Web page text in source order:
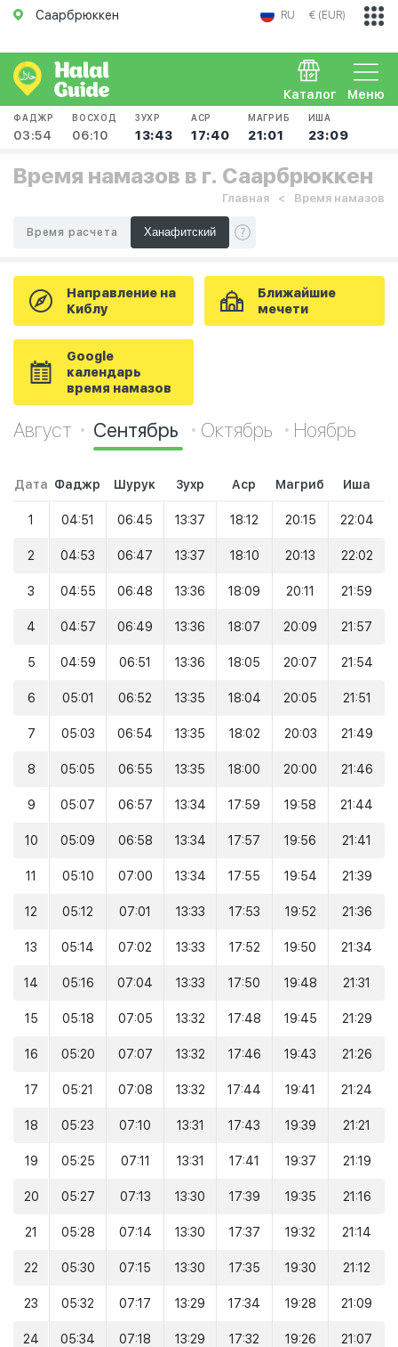
Саарбрюккен RU € (EUR)
Меню
Каталог
ФАДЖР
03:54
ВОСХОД
06:10
ЗУХР
13:43
АСР
17:40
МАГРИБ
21:01
ИША
23:09
Время намазов в г. Саарбрюккен
Главная Время намазов
Время расчета
Направление на
Киблу
Ближайшие
мечети
Google
календарь
время намазов
Август Сентябрь Октябрь Ноябрь
Дата Фаджр Шурук Зухр Аср Магриб Иша
1 04:51 06:45 13:37 18:12 20:15 22:04
2 04:53 06:47 13:37 18:10 20:13 22:02
3 04:55 06:48 13:36 18:09 20:11 21:59
4 04:57 06:49 13:36 18:07 20:09 21:57
5 04:59 06:51 13:36 18:05 20:07 21:54
6 05:01 06:52 13:35 18:04 20:05 21:51
7 05:03 06:54 13:35 18:02 20:03 21:49
8 05:05 06:55 13:35 18:00 20:00 21:46
9 05:07 06:57 13:34 17:59 19:58 21:44
10 05:09 06:58 13:34 17:57 19:56 21:41
11 05:10 07:00 13:34 17:55 19:54 21:39
12 05:12 07:01 13:33 17:53 19:52 21:36
13 05:14 07:02 13:33 17:52 19:50 21:34
14 05:16 07:04 13:33 17:50 19:48 21:31
15 05:18 07:05 13:32 17:48 19:45 21:29
16 05:20 07:07 13:32 17:46 19:43 21:26
17 05:21 07:08 13:32 17:44 19:41 21:24
18 05:23 07:10 13:31 17:43 19:39 21:21
19 05:25 07:11 13:31 17:41 19:37 21:19
20 05:27 07:13 13:30 17:39 19:35 21:16
21 05:28 07:14 13:30 17:37 19:32 21:14
22 05:30 07:15 13:30 17:35 19:30 21:12
23 05:32 07:17 13:29 17:34 19:28 21:09
24 05:34 07:18 13:29 17:32 19:26 21:07